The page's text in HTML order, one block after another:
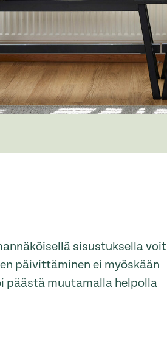
sisustuksella voit
päivittäminen ei myöskään
päästä muutamalla helpolla